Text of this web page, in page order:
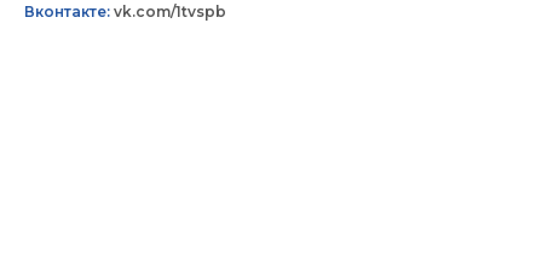
Вконтакте: vk.com/1tvspb